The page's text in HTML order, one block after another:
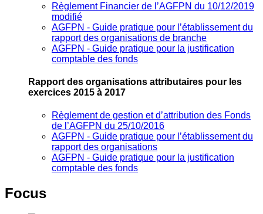
Règlement Financier de l’AGFPN du 10/12/2019
modifié
AGFPN ‐ Guide pratique pour l’établissement du
rapport des organisations de branche
AGFPN ‐ Guide pratique pour la justification
comptable des fonds
Rapport des organisations attributaires pour les
exercices 2015 à 2017
Règlement de gestion et d’attribution des Fonds
de l’AGFPN du 25/10/2016
AGFPN ‐ Guide pratique pour l’établissement du
rapport des organisations
AGFPN ‐ Guide pratique pour la justification
comptable des fonds
Focus